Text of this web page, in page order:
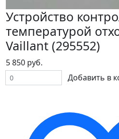
Устройство
температурой
Vaillant (295552)
5 850 руб.
Добавить в